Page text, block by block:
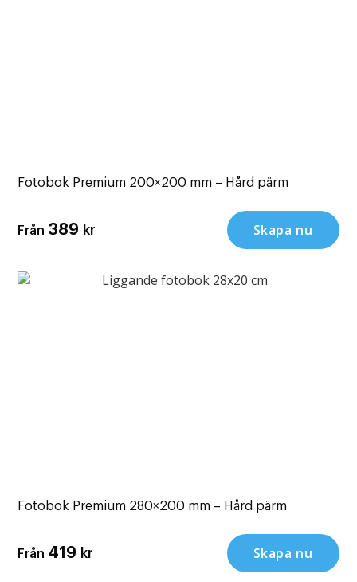
Fotobok Premium 200×200 mm – Hård pärm
Från 389 kr Skapa nu
Fotobok Premium 280×200 mm – Hård pärm
Från 419 kr Skapa nu